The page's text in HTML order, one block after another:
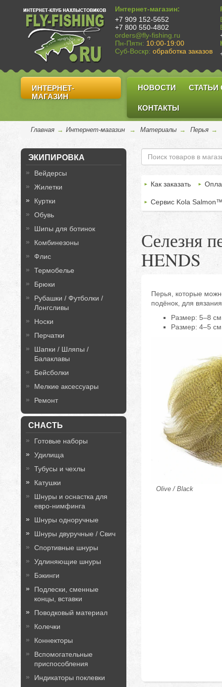
Интернет-магазин:
+7 909 152-5652
+7 800 550-4802
orders@fly-fishing.ru
Пн-Пятн: 10:00-19:00
Суб-Воскр: обработка заказов
ИНТЕРНЕТ-
МАГАЗИН
НОВОСТИ СТАТЬИ
КОНТАКТЫ
Главная → Интернет-магазин → Материалы → Перья →
ЭКИПИРОВКА
Вейдерсы
Жилетки
Куртки
Обувь
Шипы для ботинок
Комбинезоны
Флис
Термобелье
Брюки
Рубашки / Футболки /
Лонгсливы
Носки
Перчатки
Шапки / Шляпы /
Балаклавы
Бейсболки
Мелкие аксессуары
Ремонт
СНАСТЬ
Готовые наборы
Удилища
Тубусы и чехлы
Катушки
Шнуры и оснастка для
евро-нимфинга
Шнуры одноручные
Шнуры двуручные / Свич
Спортивные шнуры
Удлиняющие шнуры
Бэкинги
Подлески, сменные
концы, вставки
Поводковый материал
Колечки
Коннекторы
Вспомогательные
приспособления
Индикаторы поклевки
Как заказать
Сервис Kola
Селезня
HENDS
Перья, которые
подёнок, для
Размер: 5–8
Размер: 4–5
Olive / Black